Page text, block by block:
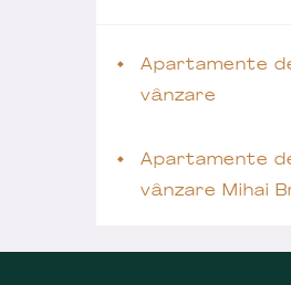
Apartamente
vânzare
Apartamente
vânzare Mihai